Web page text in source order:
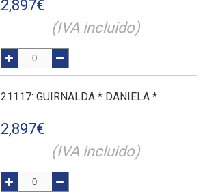
2,897€
(IVA incluido)
21117: GUIRNALDA * DANIELA *
2,897€
(IVA incluido)